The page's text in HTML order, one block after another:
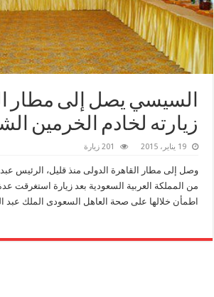
السيسي يصل إلى مطار
زيارته لخادم الخرمين
19 يناير، 2015 201 زيارة
وصل إلى مطار القاهرة الدولى منذ قليل، الرئيس
من المملكة العربية السعودية بعد زيارة استغرقت
اطمأن خلالها على صحة العاهل السعودى الملك عبد